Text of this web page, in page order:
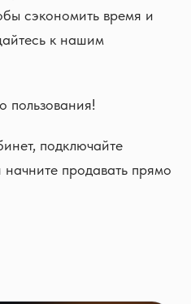
сэкономить время и
к нашим
пользования!
подключайте
продавать прямо